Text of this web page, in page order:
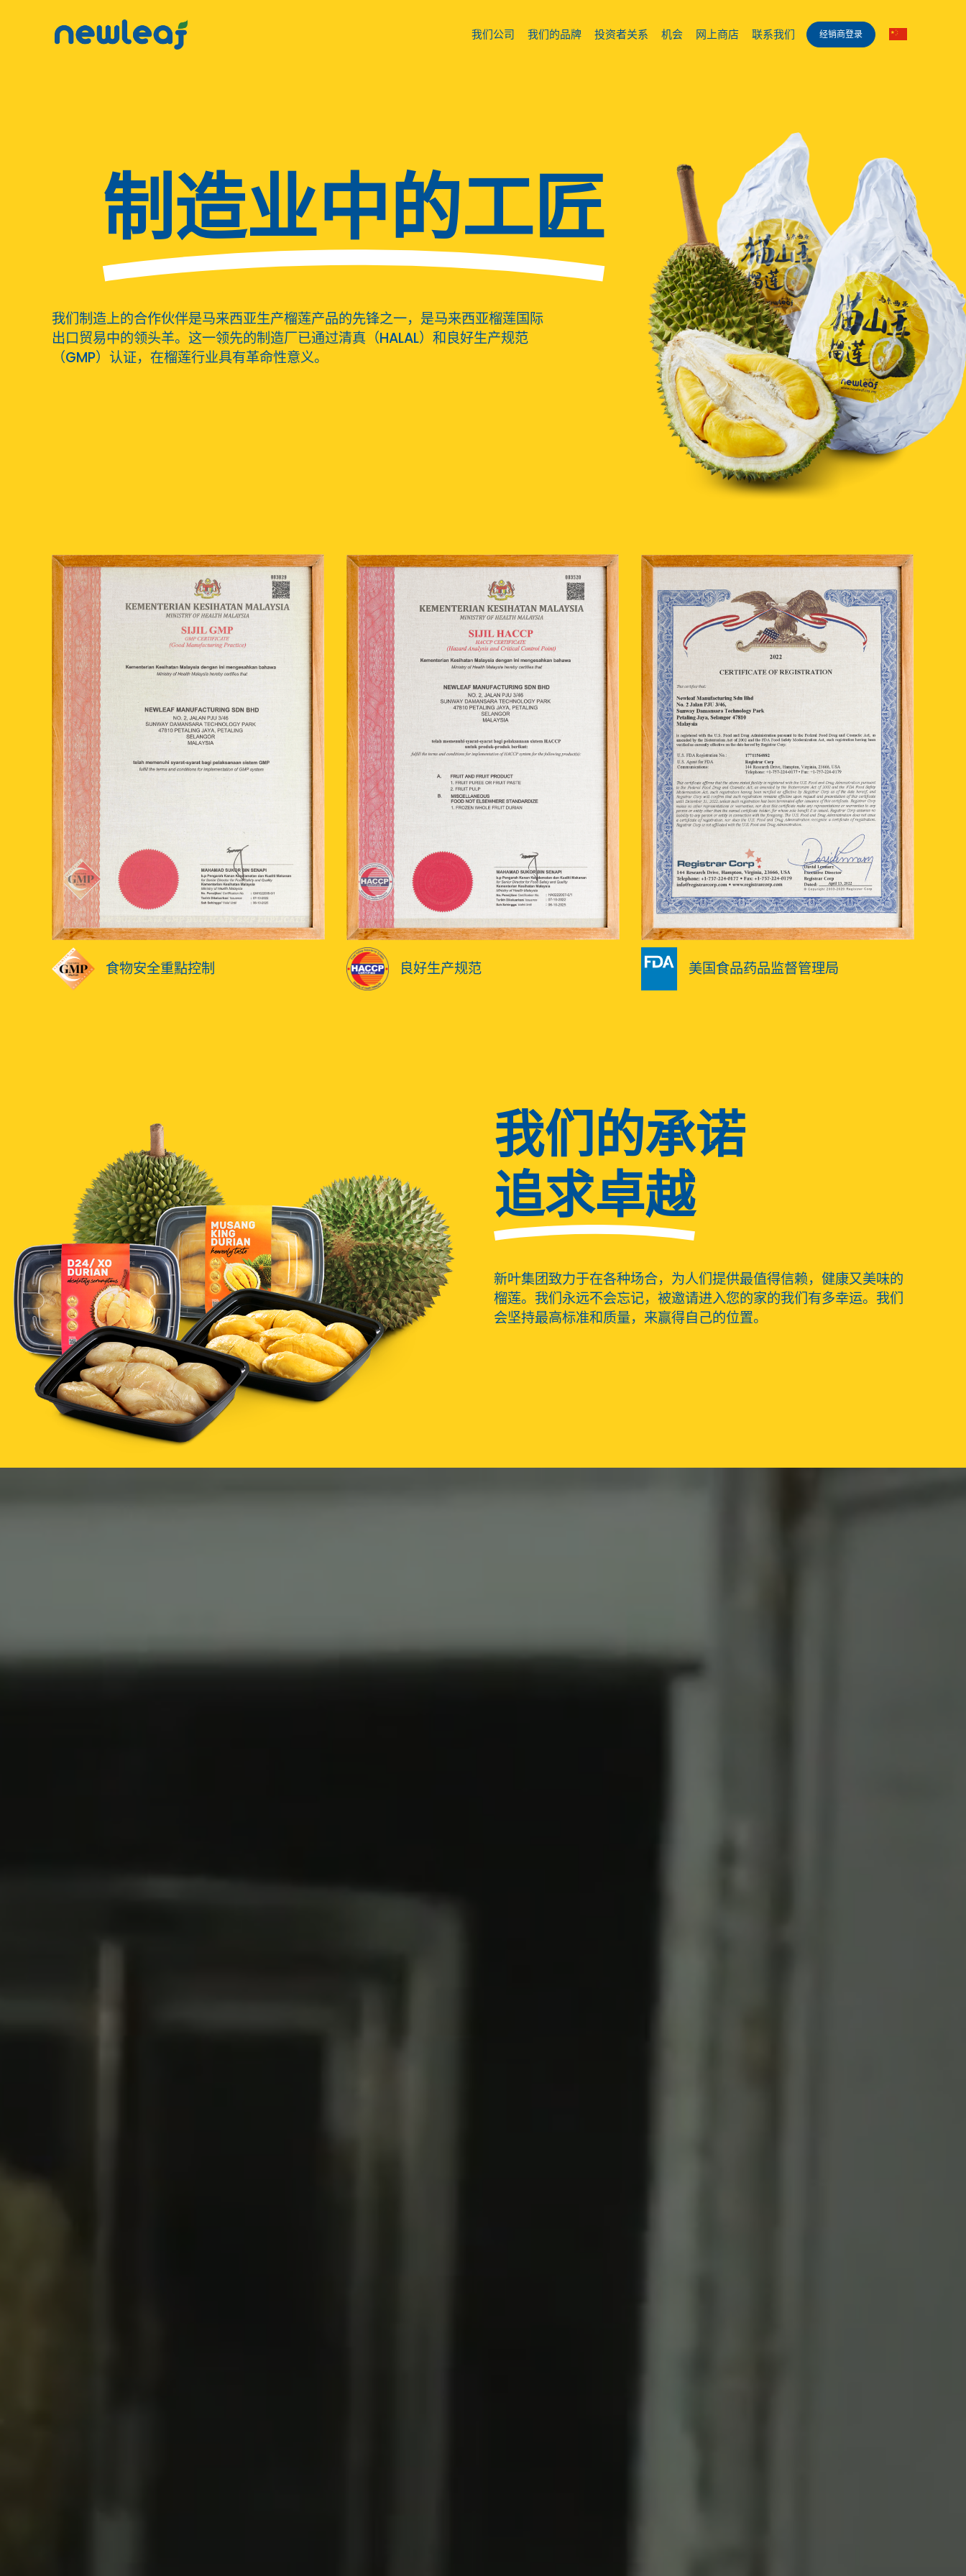
我们公司 我们的品牌 投资者关系 机会 网上商店 联系我们 经销商登录
制造业中的工匠
我们制造上的合作伙伴是马来西亚生产榴莲产品的先锋之一，是马来西亚榴莲国际
出口贸易中的领头羊。这一领先的制造厂已通过清真（HALAL）和良好生产规范
（GMP）认证，在榴莲行业具有革命性意义。
食物安全重點控制 良好生产规范 美国食品药品监督管理局
我们的承诺
追求卓越
新叶集团致力于在各种场合，为人们提供最值得信赖，健康又美味的
榴莲。我们永远不会忘记，被邀请进入您的家的我们有多幸运。我们
会坚持最高标准和质量，来赢得自己的位置。